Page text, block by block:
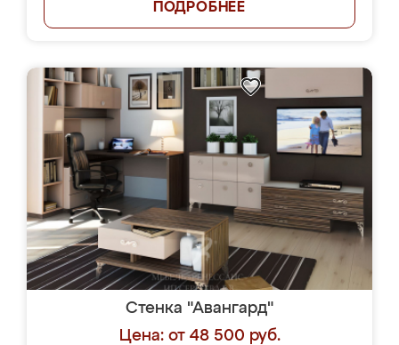
ПОДРОБНЕЕ
Стенка "Авангард"
Цена: от 48 500 руб.